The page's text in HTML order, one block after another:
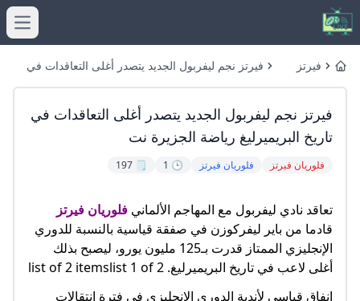
Homeفيرتز
فيرتز نجم ليفربول الجديد يتصدر أغلى التعاقدات في
فيرتز نجم ليفربول الجديد يتصدر أغلى التعاقدات في
تاريخ البريميرليغ رياضة الجزيرة نت
فلوريان فيرتز فلوريان فيرتز 🕒 1
🗒️ 197
تعاقد نادي ليفربول مع المهاجم الألماني فلوريان فيرتز
قادما من باير ليفركوزن في صفقة قياسية بالنسبة للدوري
الإنجليزي الممتاز قدرت بـ125 مليون يورو، ليصبح بذلك
أغلى لاعب في تاريخ البريميرليغ. list of 2 itemslist 1 of 2
إنفاق قياسي لأندية الدوري الإنجليزي في فترة انتقالات